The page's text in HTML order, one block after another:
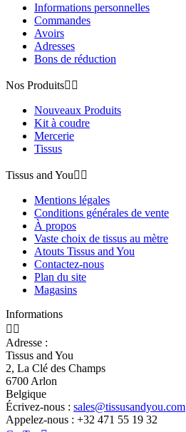
Informations personnelles
Commandes
Avoirs
Adresses
Bons de réduction
Nos Produits 
Nouveaux Produits
Kit à coudre
Mercerie
Tissus
Tissus and You 
Mentions légales
Conditions générales de vente
À propos
Vaste choix de tissus au mètre
Atouts Tissus and You
Contactez-nous
Plan du site
Magasins
Informations
 
Adresse :
Tissus and You
2, La Clé des Champs
6700 Arlon
Belgique
Écrivez-nous : sales@tissusandyou.com
Appelez-nous : +32 471 55 19 32